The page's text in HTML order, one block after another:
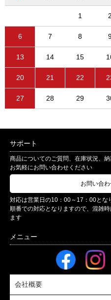
1 2
6 7 8
13 14 15
20 21 22
27 28 29
サポート
商品についてのご質問、在庫状況、
お気軽にお問い合わせください
お問い合
対応は営業日の10：00～17：00とな
順番での対応となりますので、混雑
ます
会社概要